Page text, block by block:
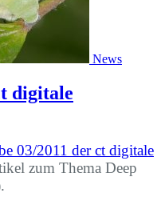
News
digitale
03/2011 der ct digitale
zum Thema Deep